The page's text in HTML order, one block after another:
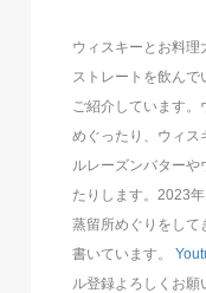
ウィスキーとお料理
ストレートを飲ん
ご紹介しています
めぐったり、ウィス
ルレーズンバターや
たりします。2023
蒸留所めぐりをして
書いています。
ル登録よろしくお願